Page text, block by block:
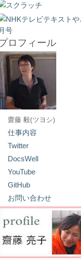
ロフィール
齋藤 毅(ツヨシ)
仕事内容
Twitter
DocsWell
YouTube
GitHub
お問い合わせ